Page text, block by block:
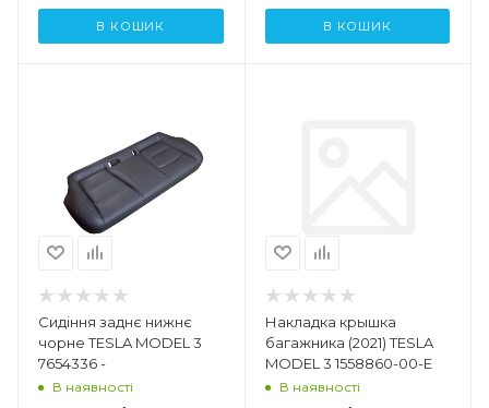
В КОШИК В КОШИК
Сидіння заднє нижнє
чорне TESLA MODEL 3
7654336 -
В наявності
Накладка крышка
багажника (2021) TESLA
MODEL 3 1558860-00-E
В наявності